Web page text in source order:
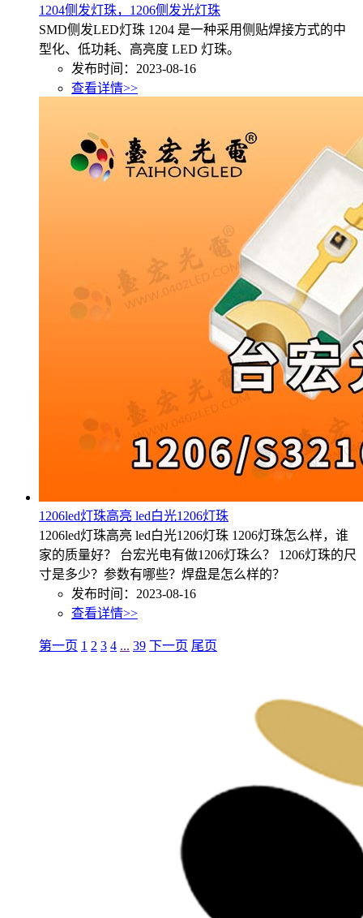
1204侧发灯珠，1206侧发光灯珠
SMD侧发LED灯珠 1204 是一种采用侧贴焊接方式的中
型化、低功耗、高亮度 LED 灯珠。
发布时间：2023-08-16
查看详情>>
1206led灯珠高亮 led白光1206灯珠
1206led灯珠高亮 led白光1206灯珠 1206灯珠怎么样，谁
家的质量好？ 台宏光电有做1206灯珠么？ 1206灯珠的尺
寸是多少？参数有哪些？焊盘是怎么样的？
发布时间：2023-08-16
查看详情>>
第一页 1 2 3 4 ... 39 下一页 尾页